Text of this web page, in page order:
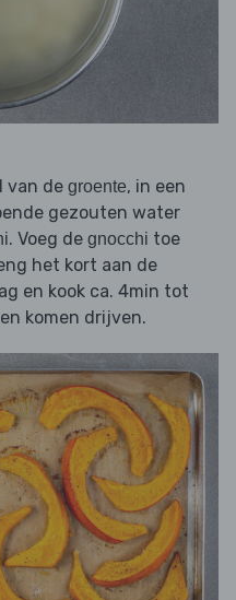
van de groente, in een
gezouten water
. Voeg de gnocchi toe
het kort aan de
en kook ca. 4min tot
komen drijven.